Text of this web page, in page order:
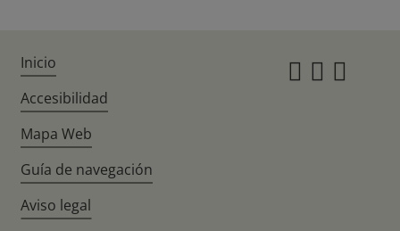
Inicio
Accesibilidad
Mapa Web
Guía de navegación
Aviso legal